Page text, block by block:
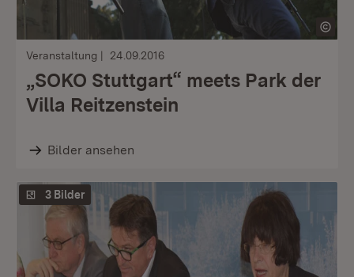
Veranstaltung 24.09.2016
„SOKO Stuttgart“ meets Park der
Villa Reitzenstein
Bilder ansehen
3 Bilder